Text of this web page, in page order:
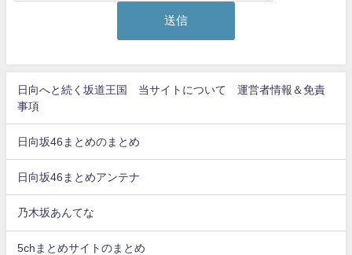
日向へと続く坂道王国 当サイトについて 運営者情報＆免責
事項
日向坂46まとめのまとめ
日向坂46まとめアンテナ
乃木坂あんてな
5chまとめサイトのまとめ